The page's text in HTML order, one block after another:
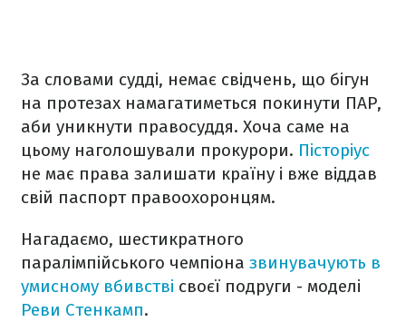
За словами судді, немає свідчень, що бігун
на протезах намагатиметься покинути ПАР,
аби уникнути правосуддя. Хоча саме на
цьому наголошували прокурори. Пісторіус
не має права залишати країну і вже віддав
свій паспорт правоохоронцям.
Нагадаємо, шестикратного
паралімпійського чемпіона звинувачують в
умисному вбивстві своєї подруги - моделі
Реви Стенкамп.